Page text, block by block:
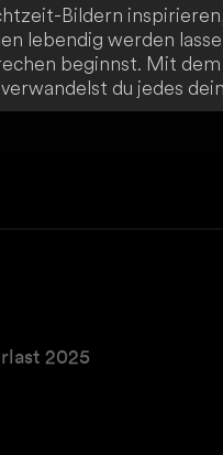
Bildern
lebendig werden
beginnst. Mit dem
du jedes
packendes Erlebnis -
2025